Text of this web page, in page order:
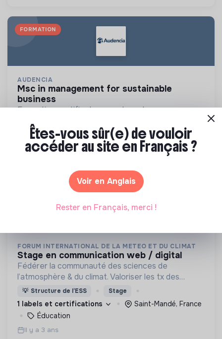
FORMATION
AUDENCIA
msc in management for sustainable
business
Formation certifiante pour placer le
l'entreprise à long terme
Autres France
Découvrir
FORUM INTERNATIONAL DE LA METEO ET DU CLIMAT
stage en communication web / digital
Fédérer la communauté des sciences de
l’atmosphère & du climat. Valoriser les tx des
chercheurs Sensibiliser le public, médias, acteurs
de la vie éco et sociale, enseignants et scolaires.
💡 Structure de l’ESS Stage
1 labels et certifications
Saint-Mandé, France
Éducation
Il y a 3 ans
Êtes-vous sûr(e) de vouloir
accéder au site en Français ?
Voir en Anglais
Rester en Français, merci !